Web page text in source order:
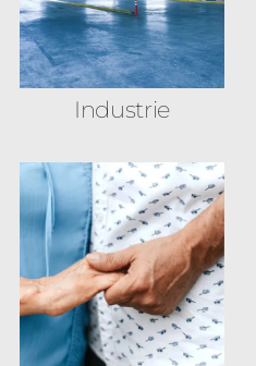
Industrie